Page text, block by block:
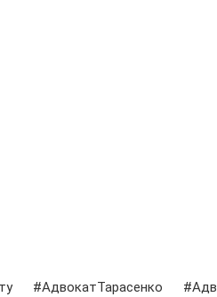
#АдвокатТарасенко